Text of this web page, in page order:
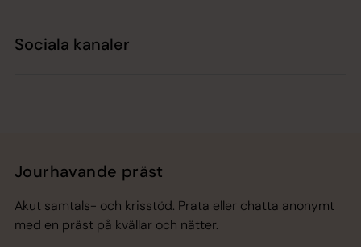
Sociala kanaler
Jourhavande präst
Akut samtals- och krisstöd. Prata eller chatta anonymt
med en präst på kvällar och nätter.